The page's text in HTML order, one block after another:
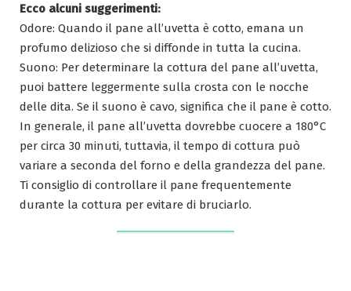
Ecco alcuni suggerimenti:
Odore: Quando il pane all’uvetta è cotto, emana un
profumo delizioso che si diffonde in tutta la cucina.
Suono: Per determinare la cottura del pane all’uvetta,
puoi battere leggermente sulla crosta con le nocche
delle dita. Se il suono è cavo, significa che il pane è cotto.
In generale, il pane all’uvetta dovrebbe cuocere a 180°C
per circa 30 minuti, tuttavia, il tempo di cottura può
variare a seconda del forno e della grandezza del pane.
Ti consiglio di controllare il pane frequentemente
durante la cottura per evitare di bruciarlo.